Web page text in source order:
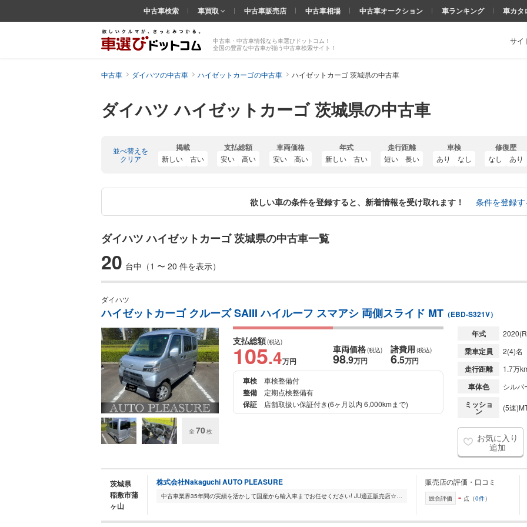
ダイハツ ハイゼットカーゴ 茨城県の中古車
中古車・中古車情報なら車選びドットコム！
全国の豊富な中古車が揃う中古車検索サイト！
サイ
中古車検索 車買取 中古車販売店 中古車相場 中古車オークション 車ランキング 車カタ
中古車 ダイハツの中古車 ハイゼットカーゴの中古車 ハイゼットカーゴ 茨城県の中古車
並べ替えを
クリア
掲載
新しい 古い
支払総額
安い 高い
車両価格
安い 高い
年式
新しい 古い
走行距離
短い 長い
車検
あり なし
修復歴
なし あり
欲しい車の条件を登録すると、新着情報を受け取れます！ 条件を登録
ダイハツ ハイゼットカーゴ 茨城県の中古車一覧
20 台中（1 〜 20 件を表示）
ダイハツ
ハイゼットカーゴ クルーズ SAIII ハイルーフ スマアシ 両側スライド MT （EBD-S321V）
全 70枚
支払総額(税込)
105.4万円
車両価格(税込)
98.9万円
諸費用 (税込)
6.5万円
車検
車検整備付
整備 定期点検整備有
保証 店舗取扱い保証付き(6ヶ月以内 6,000kmまで)
年式 2020
乗車定員 2(4)名
走行距離 1.7万
車体色 シルバ
ミッショ
ン (5速
お気に入り
追加
茨城県
稲敷市蒲
ヶ山
株式会社Nakaguchi AUTO PLEASURE
中古車業界35年間の実績を活かして国産から輸入車までお任せください! JU適正販売店☆お客様にご安心してご購入いただく為にも☆ お客様とのご縁を大切にしお客様に必要と...
販売店の評価・口コミ
総合評価 - 点（0件）